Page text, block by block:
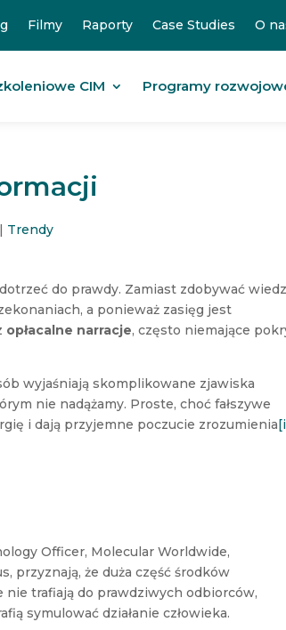
Filmy Raporty Case Studies O
CIM Programy
| Trendy
do prawdy. Zamiast zdobywać
a ponieważ zasięg jest
opłacalne narracje, często niemające
wyjaśniają skomplikowane zjawiska
nie nadążamy. Proste, choć fałszywe
i dają przyjemne poczucie zrozumienia
Officer, Molecular Worldwide,
przyznają, że duża część środków
trafiają do prawdziwych odbiorców,
symulować działanie człowieka.